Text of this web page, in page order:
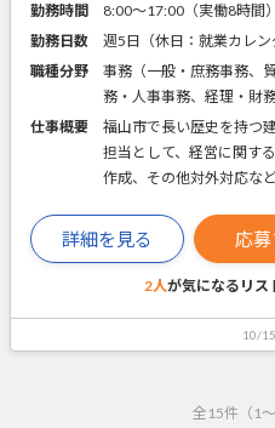
勤務時間
8:00～17:00（実働8時間）
勤務日数
週5日（休日：就業カレン
職種分野
事務（一般・庶務事務、
務・人事事務、経理・財務
仕事概要
福山市で長い歴史を持つ
担当として、経営に関す
作成、その他対外対応な
詳細を見る 応募
2人が気になるリス
10/
全 15件（ 1 ～